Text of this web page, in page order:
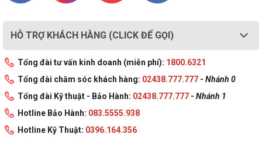
HỖ TRỢ KHÁCH HÀNG (CLICK ĐỂ GỌI)
Tổng đài tư vấn kinh doanh (miễn phí): 1800.6321
Tổng đài chăm sóc khách hàng: 02438.777.777 - Nhánh 0
Tổng đài Kỹ thuật - Bảo Hành: 02438.777.777 - Nhánh 1
Hotline Bảo Hành: 083.5555.938
Hotline Kỹ Thuật: 0396.164.356